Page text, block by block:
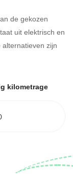
de gekozen
uit elektrisch en
zijn
kilometrage